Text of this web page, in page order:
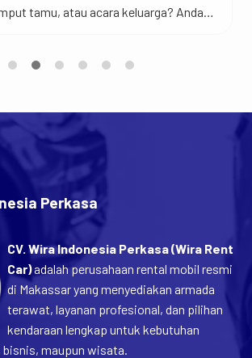
tamu, atau acara keluarga? Anda
karena menawarkan kabin yang
sulit ditandingi mobil keluarga biasa.
Perkasa
CV. Wira Indonesia Perkasa (Wira Rent
Car)adalah perusahaan rental mobil resmi
di Makassar yang menyediakan armada
terawat, layanan profesional, dan pilihan
kendaraan lengkap untuk kebutuhan
maupun wisata.